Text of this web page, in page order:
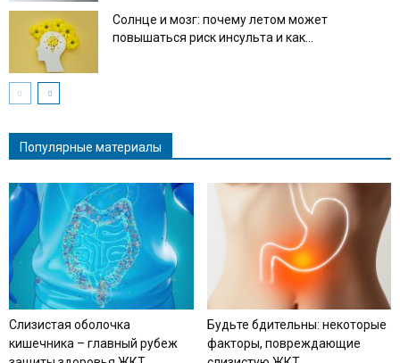
Солнце и мозг: почему летом может
повышаться риск инсульта и как...
Популярные материалы
Слизистая оболочка
кишечника – главный рубеж
Будьте бдительны: некоторые
факторы, повреждающие